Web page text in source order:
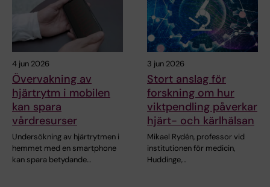
4 jun 2026
Övervakning av
hjärtrytm i mobilen
kan spara
vårdresurser
Undersökning av hjärtrytmen i
hemmet med en smartphone
kan spara betydande…
3 jun 2026
Stort anslag för
forskning om hur
viktpendling påverkar
hjärt- och kärlhälsan
Mikael Rydén, professor vid
institutionen för medicin,
Huddinge,…